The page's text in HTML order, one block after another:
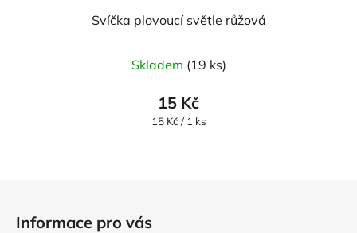
Svíčka plovoucí světle růžová
hodnocení
produktu
je
Skladem (19 ks)
15 Kč
Měrná
15 Kč / 1 ks
Informace pro vás